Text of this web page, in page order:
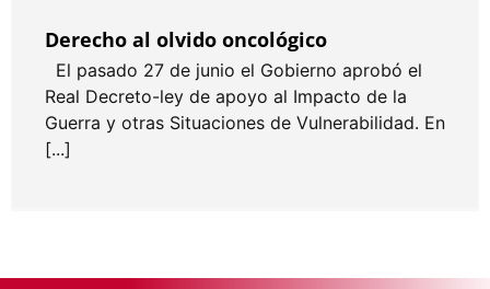
Derecho al olvido oncológico
El pasado 27 de junio el Gobierno aprobó el
Real Decreto-ley de apoyo al Impacto de la
Guerra y otras Situaciones de Vulnerabilidad. En
[...]